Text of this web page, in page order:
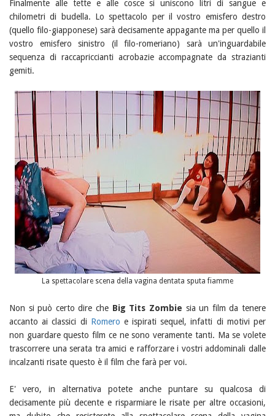
Finalmente alle tette e alle cosce si uniscono litri di sangue e
chilometri di budella. Lo spettacolo per il vostro emisfero destro
(quello filo-giapponese) sarà decisamente appagante ma per quello il
vostro emisfero sinistro (il filo-romeriano) sarà un'inguardabile
sequenza di raccapriccianti acrobazie accompagnate da strazianti
gemiti.
La spettacolare scena della vagina dentata sputa fiamme
Non si può certo dire che Big Tits Zombie sia un film da tenere
accanto ai classici di Romero e ispirati sequel, infatti di motivi per
non guardare questo film ce ne sono veramente tanti. Ma se volete
trascorrere una serata tra amici e rafforzare i vostri addominali dalle
incalzanti risate questo è il film che farà per voi.
E' vero, in alternativa potete anche puntare su qualcosa di
decisamente più decente e risparmiare le risate per altre occasioni,